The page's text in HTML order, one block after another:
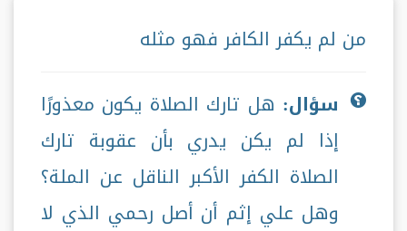
من لم يكفر الكافر فهو مثله
سؤال: هل تارك الصلاة يكون معذورًا
إذا لم يكن يدري بأن عقوبة تارك
الصلاة الكفر الأكبر الناقل عن الملة؟
وهل علي إثم أن أصل رحمي الذي لا